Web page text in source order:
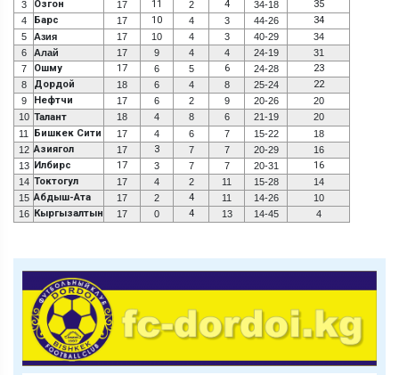
3 Озгон 17 11 2 4 34-18 35
4 Барс 17 10 4 3 44-26 34
5 Азия 17 10 4 3 40-29
34
6
Алай 17 9 4 4 24-19
31
7
Ошму 17 6 5 6 24-28 23
8 Дордой 18 6 4 8 25-24 22
9 Нефтчи 17 6 2 9 20-26
20
10 Талант 18 4 8 6 21-19
20
11
Бишкек Сити 17 4 6 7 15-22
18
12 Азиягол 17 3 7 7 20-29
16
13 Илбирс 17 3 7 7 20-31 16
14 Токтогул 17 4 2 11 15-28
14
15 Абдыш-Ата 17 2 4 11 14-26
10
16 Кыргызалтын 17 0 4 13 14-45 4